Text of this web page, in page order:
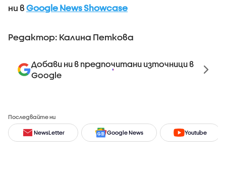
ни в Google News Showcase
Редактор: Калина Петкова
Добави ни в предпочитани източници в
Google
Последвайте ни
NewsLetter Google News Youtube